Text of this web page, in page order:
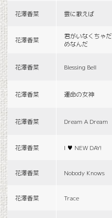
花澤香菜 雲に歌えば
花澤香菜
君がいなくちゃだ
めなんだ
花澤香菜 Blessing Bell
花澤香菜 運命の女神
花澤香菜 Dream A Dream
花澤香菜 I ♥ NEW DAY!
花澤香菜 Nobody Knows
花澤香菜 Trace